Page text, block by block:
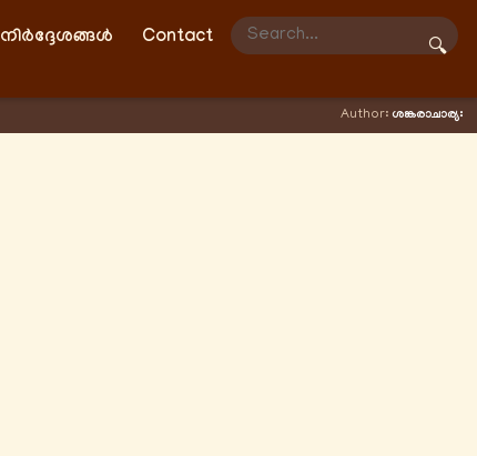
നിർദ്ദേശങ്ങൾ Contact
🔍
Author: ശങ്കരാചാര്യഃ